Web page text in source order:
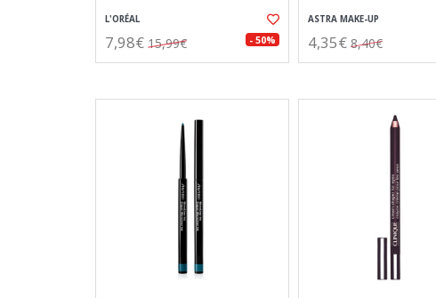
L'ORÉAL
7,98€ 15,99€ - 50%
ASTRA MAKE-UP
4,35€ 8,40€